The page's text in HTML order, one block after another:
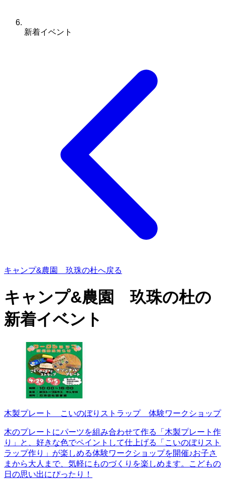
新着イベント
キャンプ&農園 玖珠の杜へ戻る
キャンプ&農園 玖珠の杜の
新着イベント
木製プレート こいのぼりストラップ 体験ワークショップ
木のプレートにパーツを組み合わせて作る「木製プレート作
り」と、好きな色でペイントして仕上げる「こいのぼりスト
ラップ作り」が楽しめる体験ワークショップを開催♪お子さ
まから大人まで、気軽にものづくりを楽しめます。こどもの
日の思い出にぴったり！